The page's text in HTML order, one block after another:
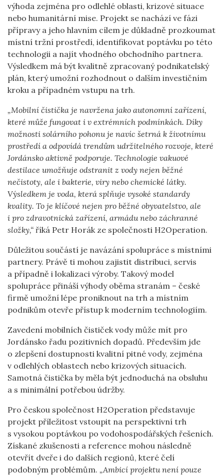
výhoda zejména pro odlehlé oblasti, krizové situace
nebo humanitární mise. Projekt se nachází ve fázi
přípravy a jeho hlavním cílem je důkladně prozkoumat
místní tržní prostředí, identifikovat poptávku po této
technologii a najít vhodného obchodního partnera.
Výsledkem má být kvalitně zpracovaný podnikatelský
plán, který umožní rozhodnout o dalším investičním
kroku a případném vstupu na trh.
„Mobilní čistička je navržena jako autonomní zařízení,
které může fungovat i v extrémních podmínkách. Díky
možnosti solárního pohonu je navíc šetrná k životnímu
prostředí a odpovídá trendům udržitelného rozvoje, které
Jordánsko aktivně podporuje. Technologie vakuové
destilace umožňuje odstranit z vody nejen běžné
nečistoty, ale i bakterie, viry nebo chemické látky.
Výsledkem je voda, která splňuje vysoké standardy
kvality. To je klíčové nejen pro běžné obyvatelstvo, ale
i pro zdravotnická zařízení, armádu nebo záchranné
složky,“ říká Petr Horák ze společnosti H2Operation.
Důležitou součástí je navázání spolupráce s místními
partnery. Právě ti mohou zajistit distribuci, servis
a případně i lokalizaci výroby. Takový model
spolupráce přináší výhody oběma stranám – české
firmě umožní lépe proniknout na trh a místním
podnikům otevře přístup k moderním technologiím.
Zavedení mobilních čističek vody může mít pro
Jordánsko řadu pozitivních dopadů. Především jde
o zlepšení dostupnosti kvalitní pitné vody, zejména
v odlehlých oblastech nebo krizových situacích.
Samotná čistička by měla být jednoduchá na obsluhu
a s minimální potřebou údržby.
Pro českou společnost H2Operation představuje
projekt příležitost vstoupit na perspektivní trh
s vysokou poptávkou po vodohospodářských řešeních.
Získané zkušenosti a reference mohou následně
otevřít dveře i do dalších regionů, které čelí
podobným problémům. „Ambicí projektu není pouze